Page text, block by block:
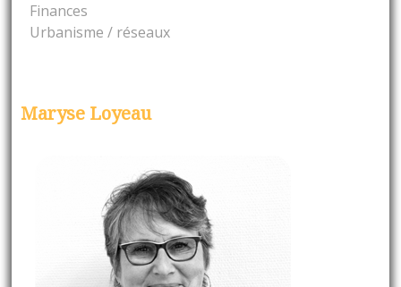
Finances
Urbanisme / réseaux
Maryse Loyeau